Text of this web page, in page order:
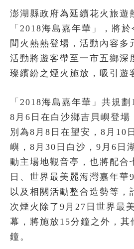
澎湖縣政府為延續花火旅遊
「2018海島嘉年華」，將
間火熱熱登場，活動內容多
活動將遊客帶至一市五鄉深
璨繽紛之煙火施放，吸引遊
「2018海島嘉年華」共規
8月6日在白沙鄉吉貝嶼登場
別為8月8日在望安，8月10
嶼，8月30日白沙，9月6日
動主場地觀音亭，也將配合
日、世界最美麗海灣嘉年華
以及相關活動整合造勢等，
次煙火除了9月27日世界最
幕，將施放15分鐘之外，其
鐘。